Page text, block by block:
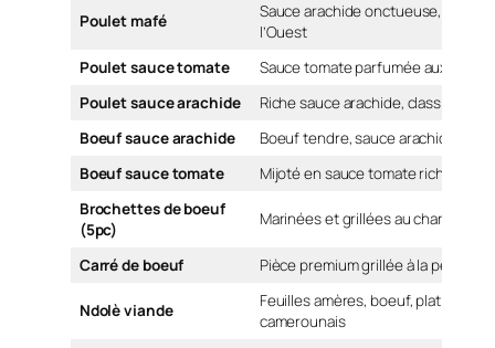
Poulet mafé
Sauce arachide onctueuse,
l’Ouest
Poulet sauce tomate
Sauce tomate parfumée aux épices
Poulet sauce arachide
Riche sauce arachide, classique
Boeuf sauce arachide
Boeuf tendre, sauce arachide
Boeuf sauce tomate
Mijoté en sauce tomate riche aux
Brochettes de boeuf
(5pc)
Marinées et grillées au charbon
Carré de boeuf Pièce premium grillée à la
Ndolè viande
Feuilles amères, boeuf, plat
camerounais